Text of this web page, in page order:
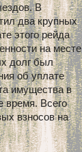
В
два крупных
этого рейда
на месте
долг был
об уплате
имущества в
время. Всего
взносов на